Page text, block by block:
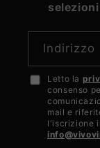
Indirizzo
Accetto
privacy
policy
Letto la
consenso
mail e
l'iscrizione